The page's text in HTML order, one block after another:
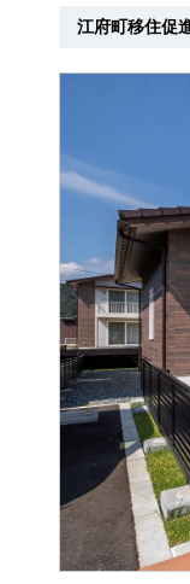
江府町移住促